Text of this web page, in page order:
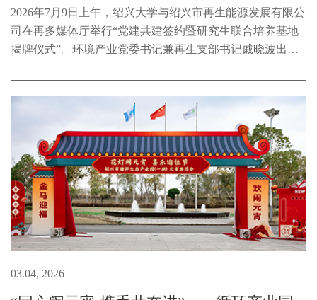
公司举办党...
2026年7月9日上午，绍兴大学与绍兴市再生能源发展有限公
司在再多媒体厅举行“党建共建签约暨研究生联合培养基地
揭牌仪式”。环境产业党委书记兼再生支部书记戚晓波出席
03.04, 2026